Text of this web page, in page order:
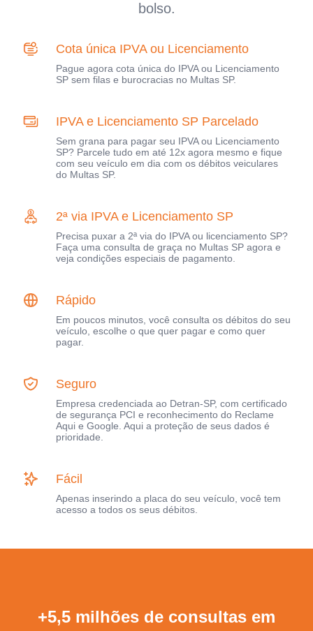
bolso.
Cota única IPVA ou Licenciamento
Pague agora cota única do IPVA ou Licenciamento
SP sem filas e burocracias no Multas SP.
IPVA e Licenciamento SP Parcelado
Sem grana para pagar seu IPVA ou Licenciamento
SP? Parcele tudo em até 12x agora mesmo e fique
com seu veículo em dia com os débitos veiculares
do Multas SP.
2ª via IPVA e Licenciamento SP
Precisa puxar a 2ª via do IPVA ou licenciamento SP?
Faça uma consulta de graça no Multas SP agora e
veja condições especiais de pagamento.
Rápido
Em poucos minutos, você consulta os débitos do seu
veículo, escolhe o que quer pagar e como quer
pagar.
Seguro
Empresa credenciada ao Detran-SP, com certificado
de segurança PCI e reconhecimento do Reclame
Aqui e Google. Aqui a proteção de seus dados é
prioridade.
Fácil
Apenas inserindo a placa do seu veículo, você tem
acesso a todos os seus débitos.
+5,5 milhões de consultas em